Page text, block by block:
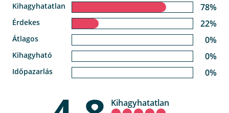
Kihagyhatatlan 78%
Érdekes 22%
Átlagos 0%
Kihagyható 0%
Időpazarlás 0%
Kihagyhatatlan